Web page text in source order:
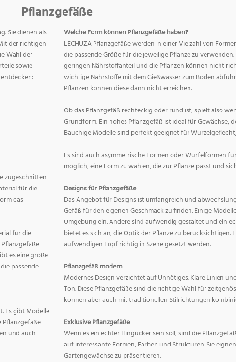
Pflanzgefäße
Sie dienen als
der richtigen
Wahl der
sowie
zugeschnitten.
für die
das
für die
es eine große
passende
Es gibt Modelle
Pflanzgefäße
und auch
Welche Form können Pflanzgefäße haben?
LECHUZA Pflanzgefäße werden in einer Vielzahl von
die passende Größe für die jeweilige Pflanze zu
geringen Nährstoffanteil und die Pflanzen können nicht
wichtige Nährstoffe mit dem Gießwasser zum Boden
Pflanzen können diese dann nicht erreichen.
Ob das Pflanzgefäß rechteckig oder rund ist, spielt also
Grundform. Ein hohes Pflanzgefäß ist ideal für Gewächse,
Bauchige Modelle sind perfekt geeignet für
Es sind auch asymmetrische Formen oder Würfelformen
möglich, eine Form zu wählen, die zur Pflanze passt und
Designs für Pflanzgefäße
Das Angebot für Designs ist umfangreich und
Gefäß für den eigenen Geschmack zu finden. Einige
Umgebung ein. Andere sind aufwendig gestaltet und ein
bietet es sich an, die Optik der Pflanze zu berücksichtigen.
aufwendigen Topf richtig in Szene gesetzt werden.
Pflanzgefäß modern
Modernes Design verzichtet auf Unnötiges. Klare Linien
Ton. Diese Pflanzgefäße sind die richtige Wahl für
können aber auch mit traditionellen Stilrichtungen
Exklusive Pflanzgefäße
Wenn es ein echter Hingucker sein soll, sind die
auf interessante Formen, Farben und Strukturen. Sie
Gartengewächse zu präsentieren.